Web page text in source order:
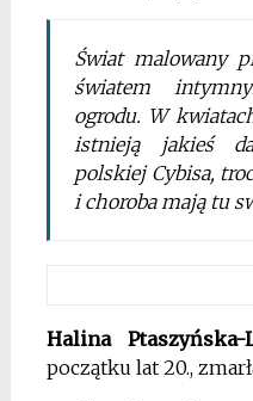
Świat malowany
światem
ogrodu. W
istnieją jakieś
polskiej Cybisa,
i choroba mają tu
Halina Ptaszyńska-
początku lat 20.,